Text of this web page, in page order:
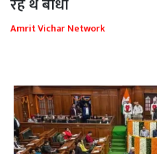
रहे थे बाधा
Amrit Vichar Network